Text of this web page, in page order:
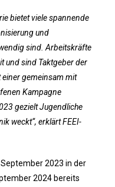
bietet viele spannende
und
sind. Arbeitskräfte
und sind Taktgeber der
gemeinsam mit
Kampagne
gezielt Jugendliche
weckt“, erklärt FEEI-
2023 in der
2024 bereits